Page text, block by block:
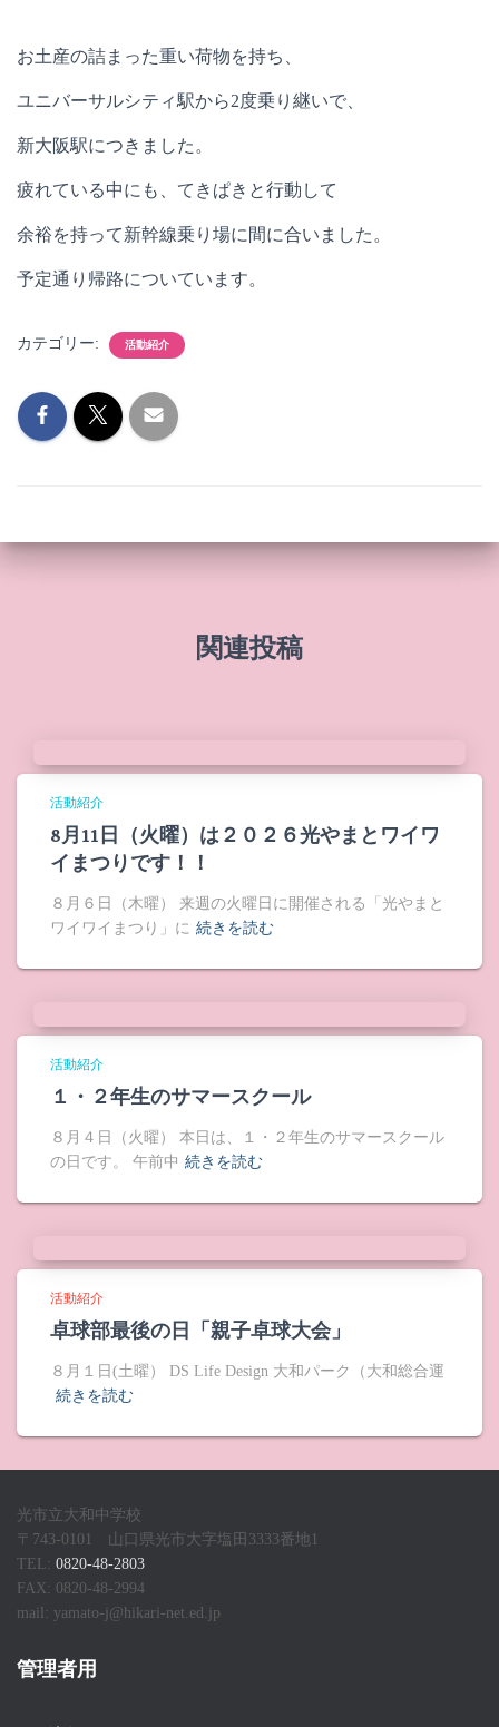
お土産の詰まった重い荷物を持ち、
ユニバーサルシティ駅から2度乗り継いで、
新大阪駅につきました。
疲れている中にも、てきぱきと行動して
余裕を持って新幹線乗り場に間に合いました。
予定通り帰路についています。
カテゴリー: 活動紹介
関連投稿
活動紹介
8月11日（火曜）は２０２６光やまとワイワ
イまつりです！！
８月６日（木曜） 来週の火曜日に開催される「光やまと
ワイワイまつり」に 続きを読む
活動紹介
１・２年生のサマースクール
８月４日（火曜） 本日は、１・２年生のサマースクール
の日です。 午前中 続きを読む
活動紹介
卓球部最後の日「親子卓球大会」
８月１日(土曜） DS Life Design 大和パーク（大和総合運
続きを読む
光市立大和中学校
〒743-0101 山口県光市大字塩田3333番地1
TEL: 0820-48-2803
FAX: 0820-48-2994
mail: yamato-j@hikari-net.ed.jp
管理者用